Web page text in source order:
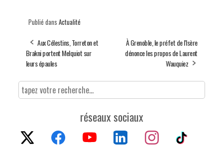
Publié dans Actualité
Aux Célestins, Torreton et
Brakni portent Melquiot sur
leurs épaules
À Grenoble, le préfet de l'Isère
dénonce les propos de Laurent
Wauquiez
réseaux sociaux